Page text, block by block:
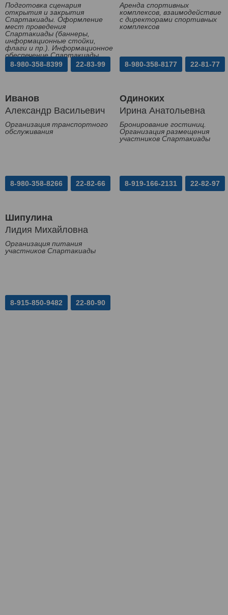
Подготовка сценария
открытия и закрытия
Спартакиады. Оформление
мест проведения
Спартакиады (баннеры,
информационные стойки,
флаги и пр.). Информационное
обеспечение Спартакиады
8-980-358-8399
22-83-99
Аренда спортивных
комплексов, взаимодействие
с директорами спортивных
комплексов
8-980-358-8177 22-81-77
Иванов
Александр Васильевич
Организация транспортного
обслуживания
8-980-358-8266 22-82-66
Одиноких
Ирина Анатольевна
Бронирование гостиниц.
Организация размещения
участников Спартакиады
8-919-166-2131 22-82-97
Шипулина
Лидия Михайловна
Организация питания
участников Спартакиады
8-915-850-9482 22-80-90